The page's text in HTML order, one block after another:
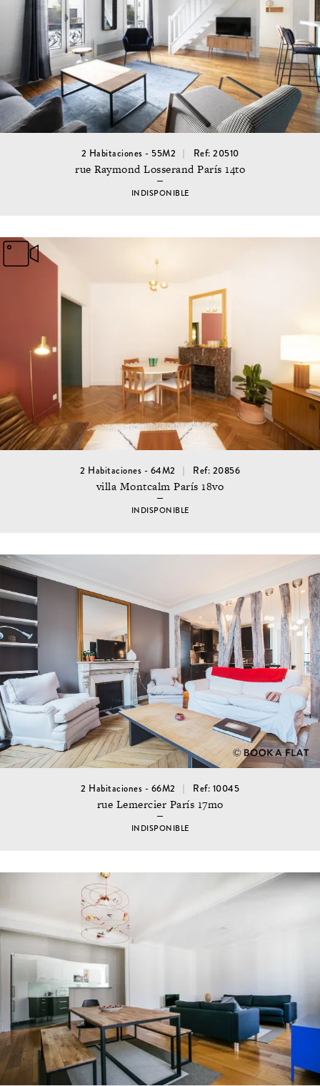
2 Habitaciones - 55M2 Ref: 20510
rue Raymond Losserand París 14to
INDISPONIBLE
2 Habitaciones - 64M2 Ref: 20856
villa Montcalm París 18vo
INDISPONIBLE
2 Habitaciones - 66M2 Ref: 10045
rue Lemercier París 17mo
INDISPONIBLE